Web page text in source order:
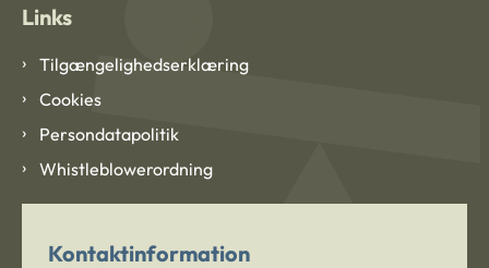
Links
Tilgængelighedserklæring
Cookies
Persondatapolitik
Whistleblowerordning
Kontaktinformation